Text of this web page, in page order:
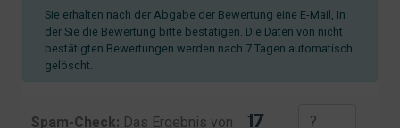
Sie erhalten nach der Abgabe der Bewertung eine E-Mail, in
der Sie die Bewertung bitte bestätigen. Die Daten von nicht
bestätigten Bewertungen werden nach 7 Tagen automatisch
gelöscht.
Spam-Check: Das Ergebnis von